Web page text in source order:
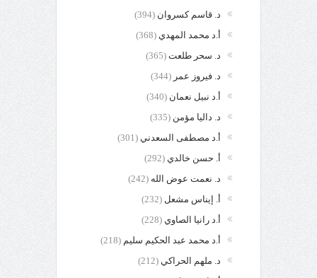
د. قاسم كسروان (394)
أ.د محمد المهدي (368)
د. سحر طلعت (365)
د. فيروز عمر (344)
أ.د نبيل نعمان (340)
د. داليا مؤمن (335)
أ.د مصطفى السعدني (301)
أ. حسن خالدي (292)
د. نعمت عوض الله (242)
أ. إيناس مشعل (232)
أ.د رانيا الصاوي (228)
أ.د محمد عبد الحكيم سليم (218)
د. ملهم الحراكي (212)